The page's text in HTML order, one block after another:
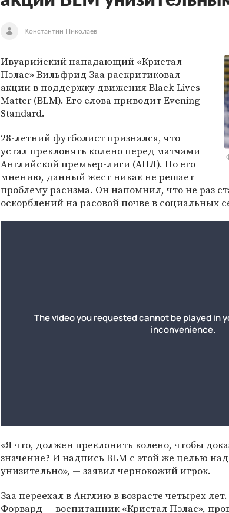
Константин Николаев
Ивуарийский нападающий «Кристал
Пэлас» Вильфрид Заа раскритиковал
акции в поддержку движения Black Lives
Matter (BLM). Его слова приводит Evening
Standard.
28-летний футболист признался, что
устал преклонять колено перед матчами
Английской премьер-лиги (АПЛ). По его
мнению, данный жест никак не решает
проблему расизма. Он напомнил, что не раз
оскорблений на расовой почве в социальных
«Я что, должен преклонить колено, чтобы
значение? И надпись BLM с этой же целью
унизительно», — заявил чернокожий игрок.
Заа переехал в Англию в возрасте четырех
Форвард — воспитанник «Кристал Пэлас»,